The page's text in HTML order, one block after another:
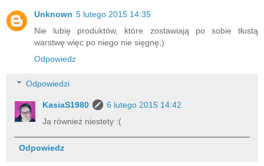
Unknown 5 lutego 2015 14:35
Nie lubię produktów, które zostawiają po sobie tłustą
warstwę więc po niego nie sięgnę;)
Odpowiedz
Odpowiedzi
KasiaS1980
6 lutego 2015 14:42
Ja również niestety :(
Odpowiedz